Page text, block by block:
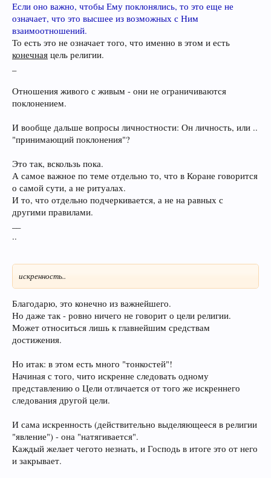
Если оно важно, чтобы Ему поклонялись, то это еще не
означает, что это высшее из возможных с Ним
взаимоотношений.
То есть это не означает того, что именно в этом и есть
конечная цель религии.
Отношения живого с живым - они не ограничиваются
поклонением.
И вообще дальше вопросы личностности: Он личность, или ..
"принимающий поклонения"?
Это так, вскользь пока.
А самое важное по теме отдельно то, что в Коране говорится
о самой сути, а не ритуалах.
И то, что отдельно подчеркивается, а не на равных с
другими правилами.
..
искренность..
Благодарю, это конечно из важнейшего.
Но даже так - ровно ничего не говорит о цели религии.
Может относиться лишь к главнейшим средствам
достижения.
Но итак: в этом есть много "тонкостей"!
Начиная с того, чито искренне следовать одному
представлению о Цели отличается от того же искреннего
следования другой цели.
И сама искренность (действительно выделяющееся в религии
"явление") - она "натягивается".
Каждый желает чегото незнать, и Господь в итоге это от него
и закрывает.